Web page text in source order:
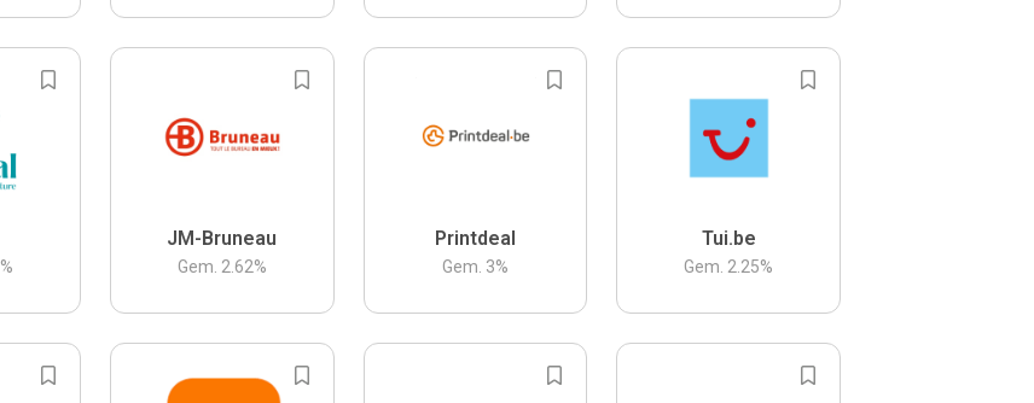
%
JM-Bruneau
Gem. 2.62%
Printdeal
Gem. 3%
Tui.be
Gem. 2.25%